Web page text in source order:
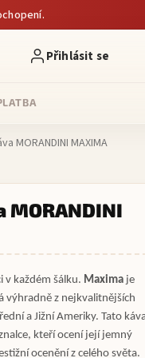
MORANDINI MAXIMA
v každém šálku. Maxima je
výhradně z nejkvalitnějších
a Jižní Ameriky. Tato
kteří ocení její jemný
ocenění z celého světa.